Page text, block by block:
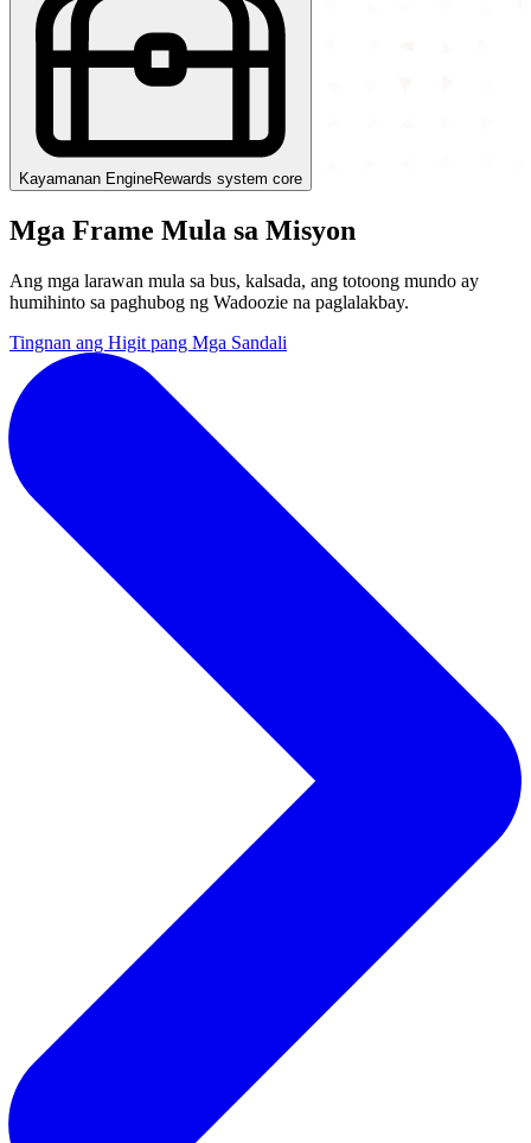
Kayamanan EngineRewards system core
Mga Frame Mula sa Misyon
Ang mga larawan mula sa bus, kalsada, ang totoong mundo ay
humihinto sa paghubog ng Wadoozie na paglalakbay.
Tingnan ang Higit pang Mga Sandali